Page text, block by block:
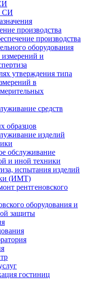
СИ
производства
производства
оборудования
измерений и
утверждения типа
в
средств
образцов
изделий
обслуживание
и иной техники
испытания изделий
(ИМТ)
рентгеновского
оборудования и
защиты
гостиниц